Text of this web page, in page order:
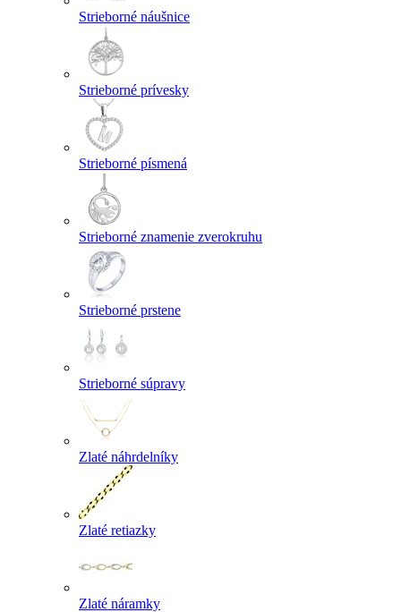
Strieborné náušnice
Strieborné prívesky
Strieborné písmená
Strieborné znamenie zverokruhu
Strieborné prstene
Strieborné súpravy
Zlaté náhrdelníky
Zlaté retiazky
Zlaté náramky